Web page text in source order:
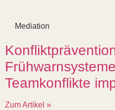
Mediation
Teamkonflikte
Zum Artikel »